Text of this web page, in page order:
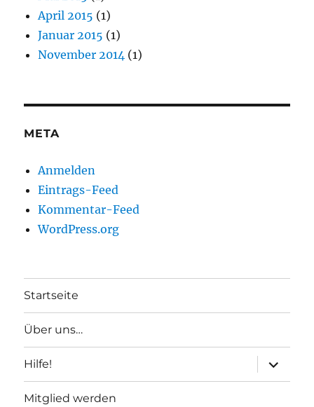
April 2015 (1)
Januar 2015 (1)
November 2014 (1)
META
Anmelden
Eintrags-Feed
Kommentar-Feed
WordPress.org
Startseite
Über uns…
Hilfe!
anzeigen
Mitglied werden